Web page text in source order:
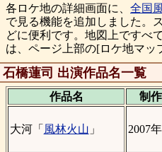
各ロケ地の詳細画面に、 全国
で見る機能を追加しました。
どに便利です。地図上ですべ
は、ページ上部の[ロケ地マッ
石橋蓮司 出演作品名一覧
作品名 制
大河「 風林火山 」 2007年